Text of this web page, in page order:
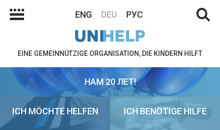
ENG DEU РУС
EINE GEMEINNÜTZIGE ORGANISATION, DIE KINDERN HILFT
НАМ 20 ЛЕТ!
ICH MÖCHTE HELFEN ICH BENÖTIGE HILFE